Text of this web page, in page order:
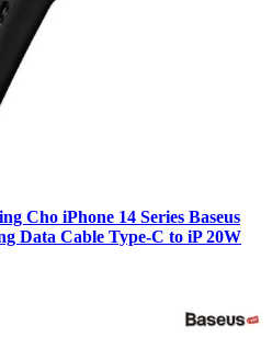
Cho iPhone 14 Series Baseus
Data Cable Type-C to iP 20W